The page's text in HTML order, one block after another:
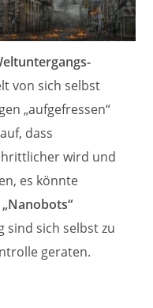
von sich selbst
„aufgefressen“
dass
wird und
es könnte
„Nanobots“
sind sich selbst zu
geraten.